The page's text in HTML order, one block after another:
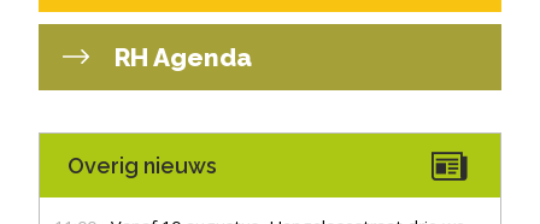
RH Agenda
Overig nieuws